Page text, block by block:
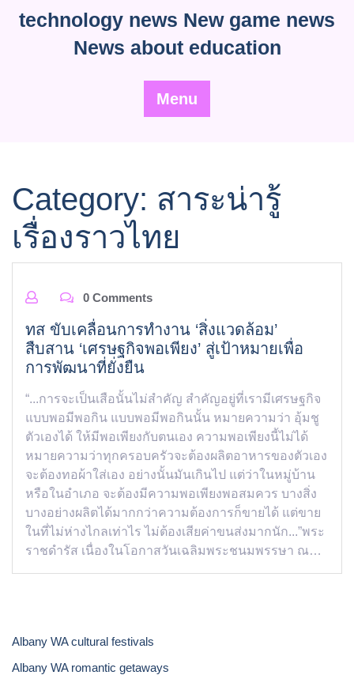
technology news New game news
News about education
Menu
Category: สาระน่ารู้
เรื่องราวไทย
0 Comments
ทส ขับเคลื่อนการทำงาน ‘สิ่งแวดล้อม’
สืบสาน ‘เศรษฐกิจพอเพียง’ สู่เป้าหมายเพื่อ
การพัฒนาที่ยั่งยืน
“...การจะเป็นเสือนั้นไม่สำคัญ สำคัญอยู่ที่เรามีเศรษฐกิจ
แบบพอมีพอกิน แบบพอมีพอกินนั้น หมายความว่า อุ้มชู
ตัวเองได้ ให้มีพอเพียงกับตนเอง ความพอเพียงนี้ไม่ได้
หมายความว่าทุกครอบครัวจะต้องผลิตอาหารของตัวเอง
จะต้องทอผ้าใส่เอง อย่างนั้นมันเกินไป แต่ว่าในหมู่บ้าน
หรือในอำเภอ จะต้องมีความพอเพียงพอสมควร บางสิ่ง
บางอย่างผลิตได้มากกว่าความต้องการก็ขายได้ แต่ขาย
ในที่ไม่ห่างไกลเท่าไร ไม่ต้องเสียค่าขนส่งมากนัก...”พระ
ราชดำรัส เนื่องในโอกาสวันเฉลิมพระชนมพรรษา ณ…
Albany WA cultural festivals
Albany WA romantic getaways